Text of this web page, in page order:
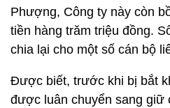
Phượng, Công ty này còn
tiền hàng trăm triệu đồng.
chia lại cho một số cán bộ
Được biết, trước khi bị bắt
được luân chuyển sang